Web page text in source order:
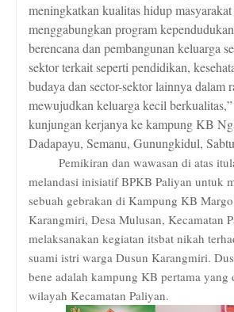
meningkatkan kualitas hidup masyarakat
menggabungkan program
berencana dan pembangunan keluarga
sektor terkait seperti pendidikan,
budaya dan sector-sektor lainnya dalam
mewujudkan keluarga kecil
kunjungan kerjanya ke kampung KB
Dadapayu, Semanu, Gunungkidul,
Pemikiran dan wawasan di atas
melandasi inisiatif BPKB Paliyan untuk
sebuah gebrakan di Kampung KB
Karangmiri, Desa Mulusan, Kecamatan
melaksanakan kegiatan itsbat nikah
suami istri warga Dusun Karangmiri.
bene adalah kampung KB pertama yang
wilayah Kecamatan Paliyan.